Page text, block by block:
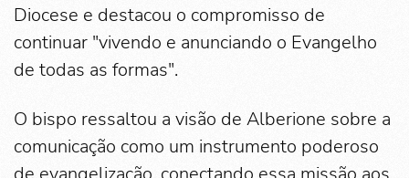
Diocese e destacou o compromisso de
continuar "vivendo e anunciando o Evangelho
de todas as formas".
O bispo ressaltou a visão de Alberione sobre a
comunicação como um instrumento poderoso